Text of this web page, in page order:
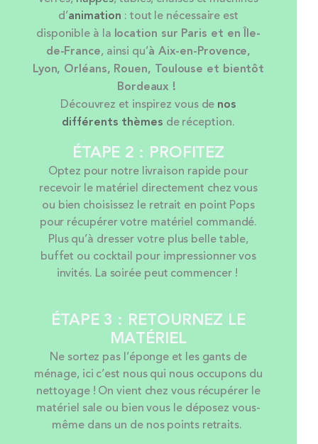
d’animation : tout le nécessaire est
disponible à la location sur Paris et en Île-
de-France, ainsi qu’à Aix-en-Provence,
Lyon, Orléans, Rouen, Toulouse et bientôt
Bordeaux !
Découvrez et inspirez vous de nos
différents thèmes de réception.
ÉTAPE 2 : PROFITEZ
Optez pour notre livraison rapide pour
recevoir le matériel directement chez vous
ou bien choisissez le retrait en point Pops
pour récupérer votre matériel commandé.
Plus qu’à dresser votre plus belle table,
buffet ou cocktail pour impressionner vos
invités. La soirée peut commencer !
ÉTAPE 3 : RETOURNEZ LE
MATÉRIEL
Ne sortez pas l’éponge et les gants de
ménage, ici c’est nous qui nous occupons du
nettoyage ! On vient chez vous récupérer le
matériel sale ou bien vous le déposez vous-
même dans un de nos points retraits.